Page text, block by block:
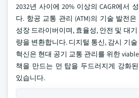
2032년 사이에 20% 이상의 CAGR에서
다. 항공 교통 관리 (ATM)의 기술 발전
성장 드라이버이며, 효율성, 안전 및 대
량을 변환합니다. 디지털 통신, 감시 기
혁신은 현대 공기 교통 관리를 위한
책을 만드는 먼 탑을 두드러지게 강화
있습니다.